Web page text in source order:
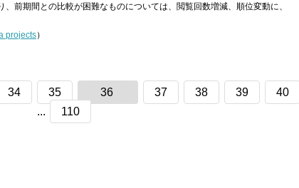
、前期間との比較が困難なものについては、閲覧回数増減、順位変動に、
projects）
34 35 36 37 38 39
40
...
110